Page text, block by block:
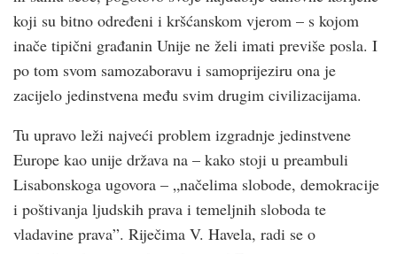
koji su bitno određeni i kršćanskom vjerom – s kojom
inače tipični građanin Unije ne želi imati previše posla. I
po tom svom samozaboravu i samoprijeziru ona je
zacijelo jedinstvena među svim drugim civilizacijama.
Tu upravo leži najveći problem izgradnje jedinstvene
Europe kao unije država na – kako stoji u preambuli
Lisabonskoga ugovora – „načelima slobode, demokracĳe
i poštivanja ljudskih prava i temeljnih sloboda te
vladavine prava”. Riječima V. Havela, radi se o